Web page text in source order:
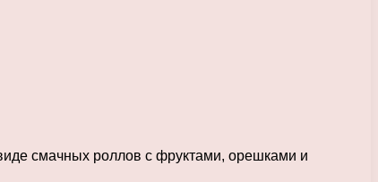
смачных роллов с фруктами, орешками и